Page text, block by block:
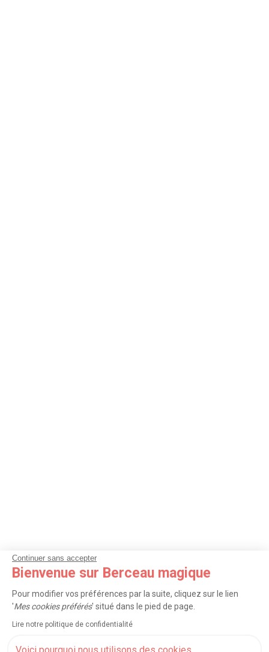
Continuer sans accepter
Bienvenue sur Berceau magique
Pour modifier vos préférences par la suite, cliquez sur le lien
'Mes cookies préférés' situé dans le pied de page.
Lire notre politique de confidentialité